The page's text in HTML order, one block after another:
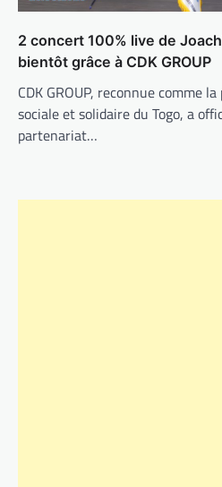
2 concert 100% live de
bientôt grâce à CDK GROUP
CDK GROUP, reconnue comme
sociale et solidaire du Togo, a
partenariat…